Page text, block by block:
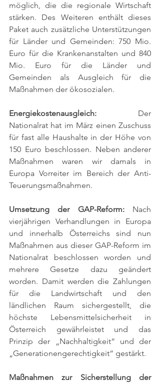
möglich, die die regionale Wirtschaft
stärken. Des Weiteren enthält dieses
Paket auch zusätzliche Unterstützungen
für Länder und Gemeinden: 750 Mio.
Euro für die Krankenanstalten und 840
Mio. Euro für die Länder und
Gemeinden als Ausgleich für die
Maßnahmen der ökosozialen.
Energiekostenausgleich: Der
Nationalrat hat im März einen Zuschuss
für fast alle Haushalte in der Höhe von
150 Euro beschlossen. Neben anderer
Maßnahmen waren wir damals in
Europa Vorreiter im Bereich der Anti-
Teuerungsmaßnahmen.
Umsetzung der GAP-Reform: Nach
vierjährigen Verhandlungen in Europa
und innerhalb Österreichs sind nun
Maßnahmen aus dieser GAP-Reform im
Nationalrat beschlossen worden und
mehrere Gesetze dazu geändert
worden. Damit werden die Zahlungen
für die Landwirtschaft und den
ländlichen Raum sichergestellt, die
höchste Lebensmittelsicherheit in
Österreich gewährleistet und das
Prinzip der „Nachhaltigkeit“ und der
„Generationengerechtigkeit“ gestärkt.
Maßnahmen zur Sicherstellung der